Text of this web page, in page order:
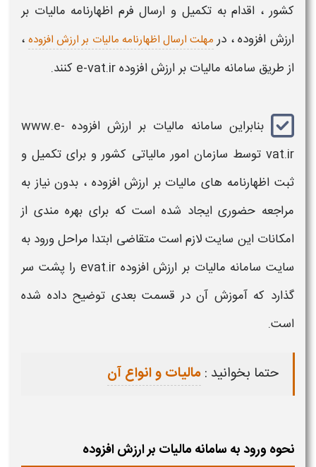
کشور ، اقدام به تکمیل و ارسال فرم اظهارنامه مالیات بر
ارزش افزوده، در مهلت ارسال اظهارنامه مالیات بر ارزش افزوده ،
از طریق سامانه مالیات بر ارزش افزودهe-vat.ir کنند.
بنابراین
سامانه مالیات بر ارزش افزوده www.e-
vat.ir توسط سازمان امور مالیاتی کشور و برای تکمیل و
ثبت اظهارنامه های مالیات بر ارزش افزوده ، بدون نیاز به
مراجعه حضوری ایجاد شده است که برای بهره مندی از
امکانات این سایتلازم است متقاضی ابتدا مراحلورود به
سایت سامانه مالیات بر ارزش افزوده evat.ir را پشت سر
گذارد که آموزش آن در قسمت بعدی توضیح داده شده
است.
حتما بخوانید :مالیات و انواع آن
نحوه ورود به سامانه مالیات بر ارزش افزوده